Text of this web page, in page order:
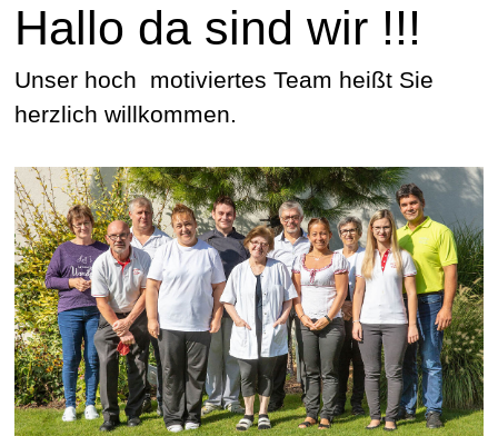
Hallo da sind wir !!!
Unser hoch motiviertes Team heißt Sie
herzlich willkommen.